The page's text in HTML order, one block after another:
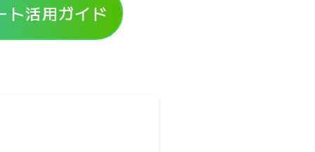
ト活用ガイド